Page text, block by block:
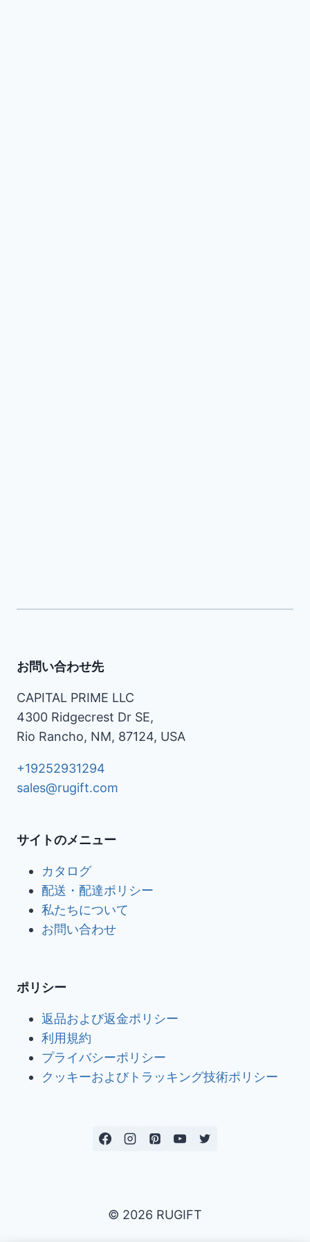
お問い合わせ先
CAPITAL PRIME LLC
4300 Ridgecrest Dr SE,
Rio Rancho, NM, 87124, USA
+19252931294
sales@rugift.com
サイトのメニュー
カタログ
配送・配達ポリシー
私たちについて
お問い合わせ
ポリシー
返品および返金ポリシー
利用規約
プライバシーポリシー
クッキーおよびトラッキング技術ポリシー
© 2026 RUGIFT